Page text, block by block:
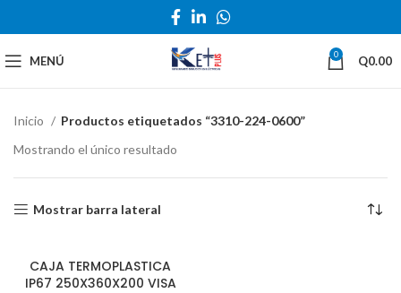
MENÚ 0 Q0.00
Inicio
Productos etiquetados “3310-224-0600”
Mostrando el único resultado
Mostrar barra lateral
CAJA TERMOPLASTICA
IP67 250X360X200 VISA